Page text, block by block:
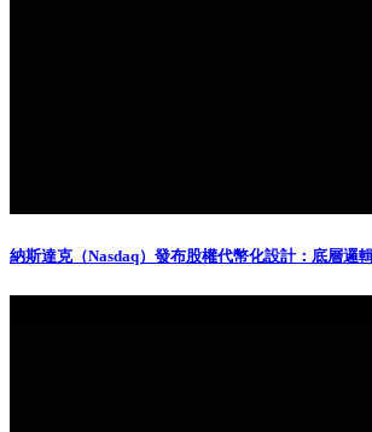
納斯達克（Nasdaq）發布股權代幣化設計：底層邏